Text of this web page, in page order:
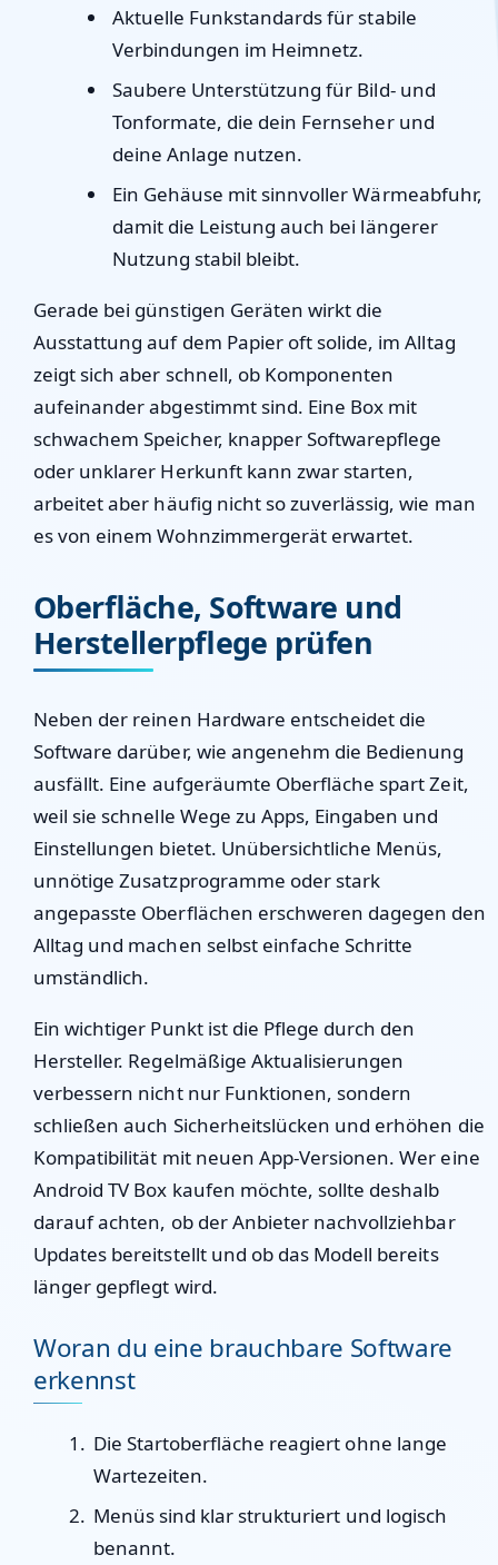
Aktuelle Funkstandards für stabile
Verbindungen im Heimnetz.
Saubere Unterstützung für Bild- und
Tonformate, die dein Fernseher und
deine Anlage nutzen.
Ein Gehäuse mit sinnvoller Wärmeabfuhr,
damit die Leistung auch bei längerer
Nutzung stabil bleibt.
Gerade bei günstigen Geräten wirkt die
Ausstattung auf dem Papier oft solide, im Alltag
zeigt sich aber schnell, ob Komponenten
aufeinander abgestimmt sind. Eine Box mit
schwachem Speicher, knapper Softwarepflege
oder unklarer Herkunft kann zwar starten,
arbeitet aber häufig nicht so zuverlässig, wie man
es von einem Wohnzimmergerät erwartet.
Oberfläche, Software und
Herstellerpflege prüfen
Neben der reinen Hardware entscheidet die
Software darüber, wie angenehm die Bedienung
ausfällt. Eine aufgeräumte Oberfläche spart Zeit,
weil sie schnelle Wege zu Apps, Eingaben und
Einstellungen bietet. Unübersichtliche Menüs,
unnötige Zusatzprogramme oder stark
angepasste Oberflächen erschweren dagegen den
Alltag und machen selbst einfache Schritte
umständlich.
Ein wichtiger Punkt ist die Pflege durch den
Hersteller. Regelmäßige Aktualisierungen
verbessern nicht nur Funktionen, sondern
schließen auch Sicherheitslücken und erhöhen die
Kompatibilität mit neuen App-Versionen. Wer eine
Android TV Box kaufen möchte, sollte deshalb
darauf achten, ob der Anbieter nachvollziehbar
Updates bereitstellt und ob das Modell bereits
länger gepflegt wird.
Woran du eine brauchbare Software
erkennst
Die Startoberfläche reagiert ohne lange
Wartezeiten.
Menüs sind klar strukturiert und logisch
benannt.